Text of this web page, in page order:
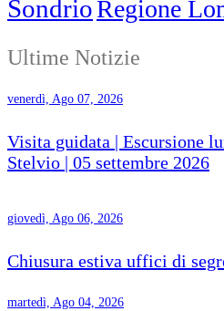
SondrioRegione
Ultime Notizie
venerdì, Ago 07, 2026
Visita guidata | Escursione
Stelvio | 05 settembre 2026
giovedì, Ago 06, 2026
Chiusura estiva uffici di
martedì, Ago 04, 2026